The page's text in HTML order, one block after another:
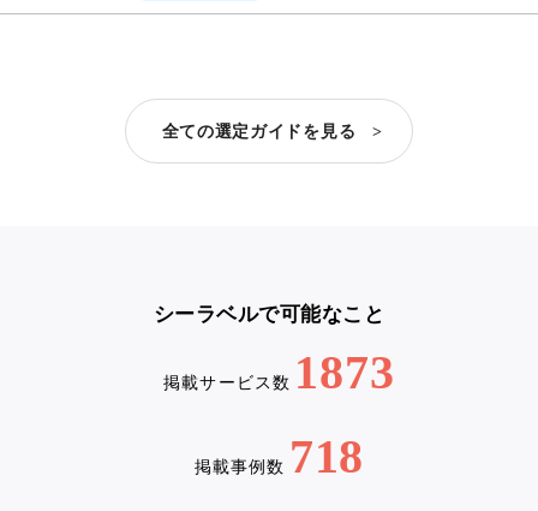
全ての選定ガイドを見る >
シーラベルで可能なこと
掲載サービス数 1873
掲載事例数 718